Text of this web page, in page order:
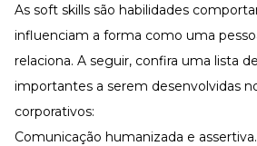
As soft skills são habilidades
influenciam a forma como uma
relaciona. A seguir, confira uma lista
importantes a serem desenvolvidas
corporativos:
Comunicação humanizada e assertiva.